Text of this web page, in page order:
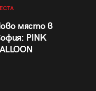
място в
PINK